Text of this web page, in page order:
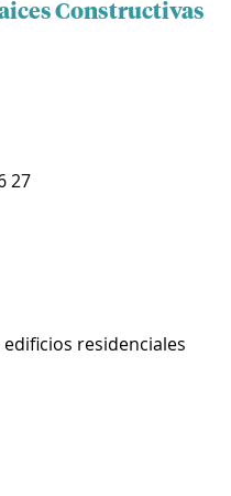
Constructivas
27
residenciales